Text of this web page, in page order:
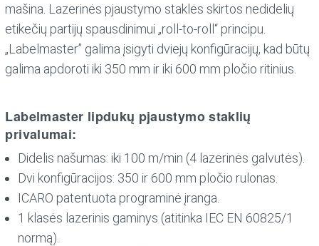
mašina. Lazerinės pjaustymo staklės skirtos nedidelių
etikečių partijų spausdinimui „roll-to-roll“ principu.
„Labelmaster” galima įsigyti dviejų konfigūracijų, kad būtų
galima apdoroti iki 350 mm ir iki 600 mm pločio ritinius.
Labelmaster lipdukų pjaustymo staklių
privalumai:
Didelis našumas: iki 100 m/min (4 lazerinės galvutės).
Dvi konfigūracijos: 350 ir 600 mm pločio rulonas.
ICARO patentuota programinė įranga.
1 klasės lazerinis gaminys (atitinka IEC EN 60825/1
normą).